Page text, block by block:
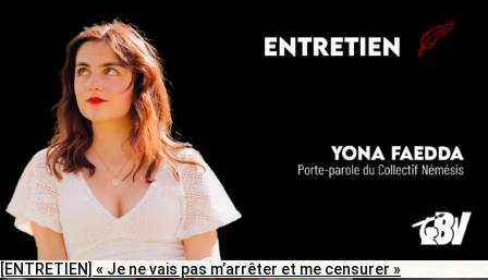
[ENTRETIEN] « Je ne vais pas m’arrêter et me censurer »